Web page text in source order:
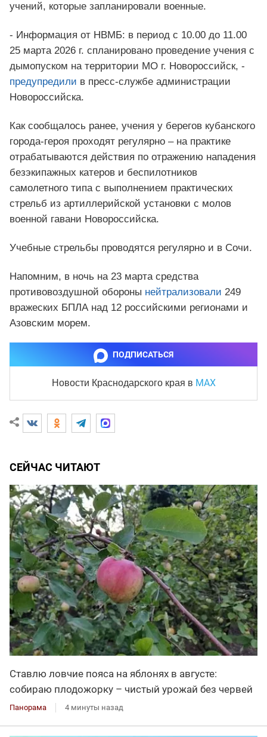
учений, которые запланировали военные.
- Информация от НВМБ: в период с 10.00 до 11.00
25 марта 2026 г. спланировано проведение учения с
дымопуском на территории МО г. Новороссийск, -
предупредили в пресс-службе администрации
Новороссийска.
Как сообщалось ранее, учения у берегов кубанского
города-героя проходят регулярно – на практике
отрабатываются действия по отражению нападения
безэкипажных катеров и беспилотников
самолетного типа с выполнением практических
стрельб из артиллерийской установки с молов
военной гавани Новороссийска.
Учебные стрельбы проводятся регулярно и в Сочи.
Напомним, в ночь на 23 марта средства
противовоздушной обороны нейтрализовали 249
вражеских БПЛА над 12 российскими регионами и
Азовским морем.
ПОДПИСАТЬСЯ
Новости Краснодарского края в MAX
СЕЙЧАС ЧИТАЮТ
Ставлю ловчие пояса на яблонях в августе:
собираю плодожорку – чистый урожай без червей
Панорама 4 минуты назад